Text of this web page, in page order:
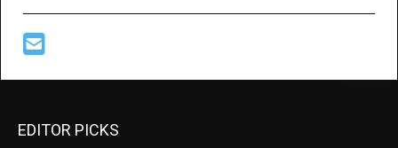
EDITOR PICKS